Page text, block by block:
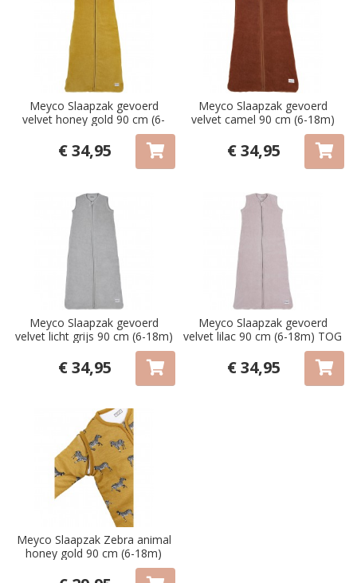
Meyco Slaapzak gevoerd
velvet honey gold 90 cm (6-
€ 34,95
Meyco Slaapzak gevoerd
velvet camel 90 cm (6-18m)
€ 34,95
Meyco Slaapzak gevoerd
velvet licht grijs 90 cm (6-18m)
€ 34,95
Meyco Slaapzak gevoerd
velvet lilac 90 cm (6-18m) TOG
€ 34,95
Meyco Slaapzak Zebra animal
honey gold 90 cm (6-18m)